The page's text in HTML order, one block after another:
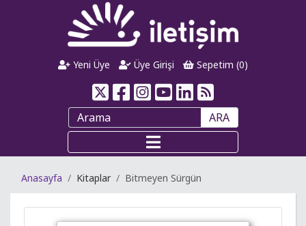
Yeni Üye Üye Girişi Sepetim (0)
ARA
Anasayfa Kitaplar Bitmeyen Sürgün